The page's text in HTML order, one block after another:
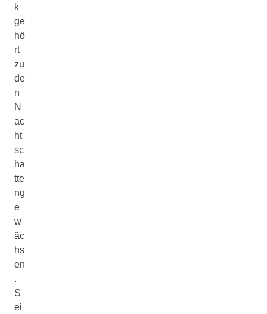
k
ge
hö
rt
zu
de
n
N
ac
ht
sc
ha
tte
ng
e
w
äc
hs
en
.
S
ei